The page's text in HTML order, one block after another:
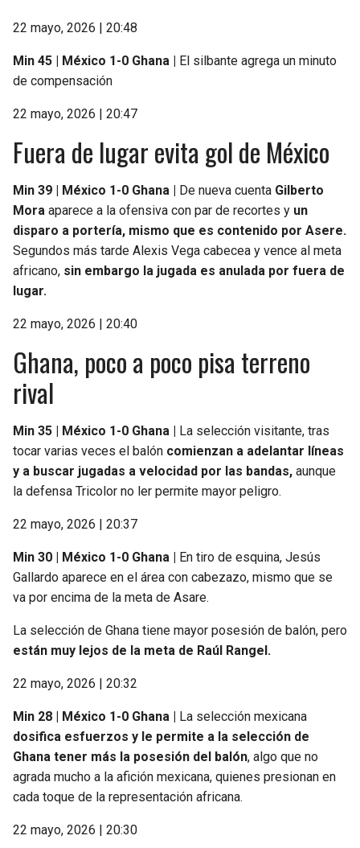
22 mayo, 2026 | 20:48
Min 45 | México 1-0 Ghana | El silbante agrega un minuto
de compensación
22 mayo, 2026 | 20:47
Fuera de lugar evita gol de México
Min 39 | México 1-0 Ghana | De nueva cuenta Gilberto
Mora aparece a la ofensiva con par de recortes y un
disparo a portería, mismo que es contenido por Asere.
Segundos más tarde Alexis Vega cabecea y vence al meta
africano, sin embargo la jugada es anulada por fuera de
lugar.
22 mayo, 2026 | 20:40
Ghana, poco a poco pisa terreno
rival
Min 35 | México 1-0 Ghana | La selección visitante, tras
tocar varias veces el balón comienzan a adelantar líneas
y a buscar jugadas a velocidad por las bandas, aunque
la defensa Tricolor no ler permite mayor peligro.
22 mayo, 2026 | 20:37
Min 30 | México 1-0 Ghana | En tiro de esquina, Jesús
Gallardo aparece en el área con cabezazo, mismo que se
va por encima de la meta de Asare.
La selección de Ghana tiene mayor posesión de balón, pero
están muy lejos de la meta de Raúl Rangel.
22 mayo, 2026 | 20:32
Min 28 | México 1-0 Ghana | La selección mexicana
dosifica esfuerzos y le permite a la selección de
Ghana tener más la posesión del balón, algo que no
agrada mucho a la afición mexicana, quienes presionan en
cada toque de la representación africana.
22 mayo, 2026 | 20:30